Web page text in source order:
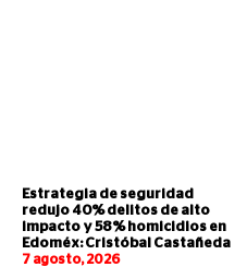
Estrategia de seguridad
redujo 40% delitos de alto
impacto y 58% homicidios en
Edoméx: Cristóbal Castañeda
7 agosto, 2026